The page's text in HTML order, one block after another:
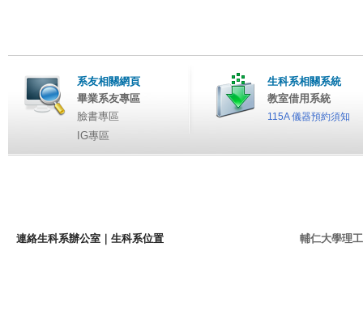
系友相關網頁
畢業系友專區
臉書專區
IG專區
生科系相關系統
教室借用系統
115A 儀器預約須知
連絡生科系辦公室 生科系位置 輔仁大學理